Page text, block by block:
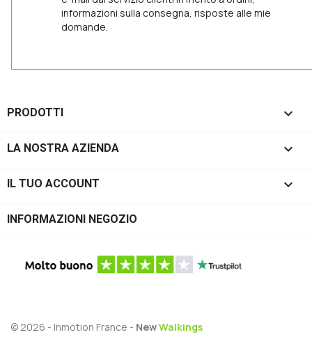
informazioni sulla consegna, risposte alle mie
domande.
PRODOTTI 
LA NOSTRA AZIENDA 
IL TUO ACCOUNT 
INFORMAZIONI NEGOZIO
© 2026 - Inmotion France - NewWalkings